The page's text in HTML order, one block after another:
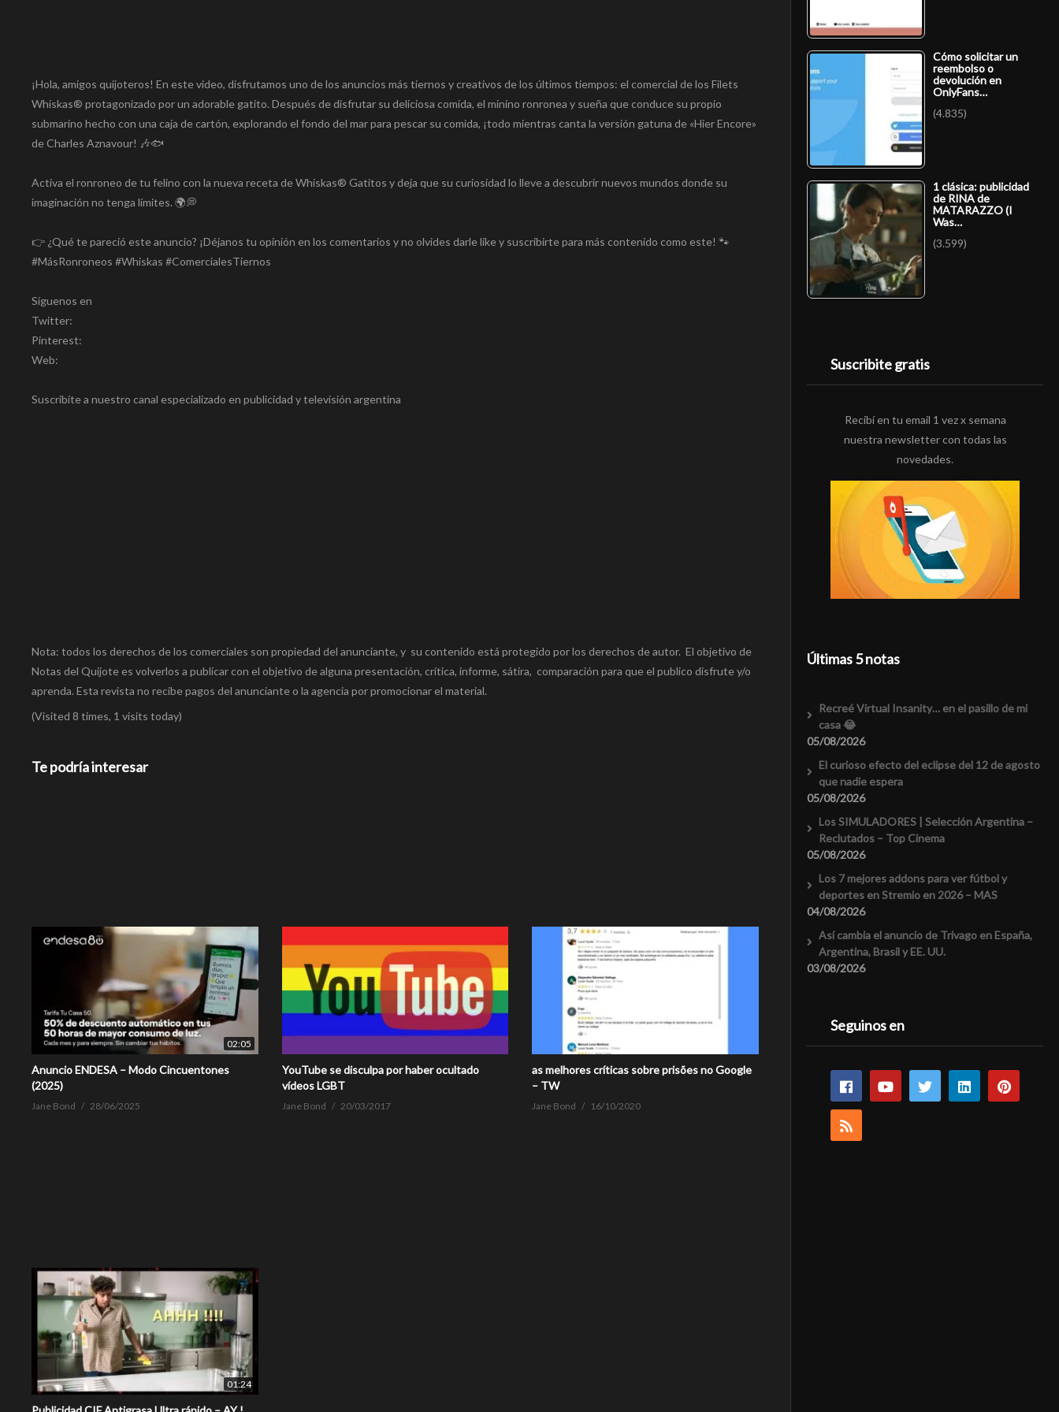
¡Hola, amigos quijoteros! En este video, disfrutamos uno de los anuncios más tiernos y creativos de los últimos tiempos: el comercial de los Filets
Whiskas® protagonizado por un adorable gatito. Después de disfrutar su deliciosa comida, el minino ronronea y sueña que conduce su propio
submarino hecho con una caja de cartón, explorando el fondo del mar para pescar su comida, ¡todo mientras canta la versión gatuna de «Hier Encore»
de Charles Aznavour! 🎶🐟
Activa el ronroneo de tu felino con la nueva receta de Whiskas® Gatitos y deja que su curiosidad lo lleve a descubrir nuevos mundos donde su
imaginación no tenga límites. 🌍💭
👉 ¿Qué te pareció este anuncio? ¡Déjanos tu opinión en los comentarios y no olvides darle like y suscribirte para más contenido como este! 🐾
#MásRonroneos #Whiskas #ComercialesTiernos
Síguenos en
Twitter:
Pinterest:
Web:
Suscribite a nuestro canal especializado en publicidad y televisión argentina
Nota: todos los derechos de los comerciales son propiedad del anunciante, y su contenido está protegido por los derechos de autor. El objetivo de
Notas del Quijote es volverlos a publicar con el objetivo de alguna presentación, crítica, informe, sátira, comparación para que el publico disfrute y/o
aprenda. Esta revista no recibe pagos del anunciante o la agencia por promocionar el material.
(Visited 8 times, 1 visits today)
Te podría interesar
02:05
Anuncio ENDESA – Modo Cincuentones
(2025)
Jane Bond 28/06/2025
YouTube se disculpa por haber ocultado
vídeos LGBT
Jane Bond 20/03/2017
as melhores críticas sobre prisões no Google
– TW
Jane Bond 16/10/2020
01:24
Cómo solicitar un
reembolso o
devolución en
OnlyFans…
(4.835)
1 clásica: publicidad
de RINA de
MATARAZZO (I
Was…
(3.599)
Suscribite gratis
Recibí en tu email 1 vez x semana
nuestra newsletter con todas las
novedades.
Últimas 5 notas
Recreé Virtual Insanity… en el pasillo de mi
casa 😂
05/08/2026
El curioso efecto del eclipse del 12 de agosto
que nadie espera
05/08/2026
Los SIMULADORES | Selección Argentina –
Reclutados – Top Cinema
05/08/2026
Los 7 mejores addons para ver fútbol y
deportes en Stremio en 2026 – MAS
04/08/2026
Así cambia el anuncio de Trivago en España,
Argentina, Brasil y EE. UU.
03/08/2026
Seguinos en